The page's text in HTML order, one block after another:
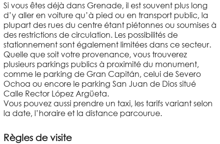
Si vous êtes déjà dans Grenade, il est souvent plus long
d’y aller en voiture qu’à pied ou en transport public, la
plupart des rues du centre étant piétonnes ou soumises à
des restrictions de circulation. Les possibilités de
stationnement sont également limitées dans ce secteur.
Quelle que soit votre provenance, vous trouverez
plusieurs parkings publics à proximité du monument,
comme le parking de Gran Capitán, celui de Severo
Ochoa ou encore le parking San Juan de Dios situé
Calle Rector López Argüeta.
Vous pouvez aussi prendre un taxi, les tarifs variant selon
la date, l’horaire et la distance parcourue.
Règles de visite